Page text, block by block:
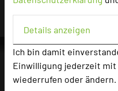
Details anzeigen
Ich bin damit
Einwilligung jederzeit
wiederrufen oder ändern.
Die Idee